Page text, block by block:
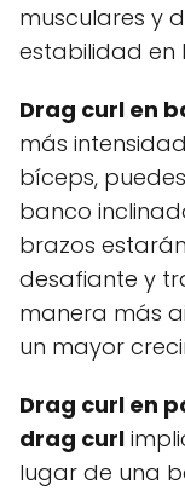
musculares y
estabilidad en
Drag curl en
más
bíceps,
banco
brazos
desafiante y
manera más
un mayor
Drag curl en
drag curl
lugar de una